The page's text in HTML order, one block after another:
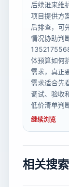
后续谁来维
项目提供方
后排查，可
情况协助判
体预算如何
需求，真正
需求适合先
调试、验收
低价清单判
继续浏览
相关搜